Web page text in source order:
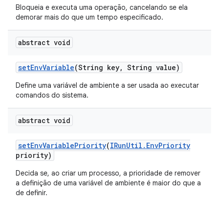
Bloqueia e executa uma operação, cancelando se ela
demorar mais do que um tempo especificado.
abstract void
setEnvVariable(String key, String value)
Define uma variável de ambiente a ser usada ao executar
comandos do sistema.
abstract void
setEnvVariablePriority(IRunUtil . EnvPriority
priority)
Decida se, ao criar um processo, a prioridade de remover
a definição de uma variável de ambiente é maior do que a
de definir.